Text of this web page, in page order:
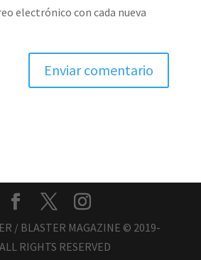
electrónico con cada nueva
/ BLASTER MAGAZINE © 2019-
RIGHTS RESERVED